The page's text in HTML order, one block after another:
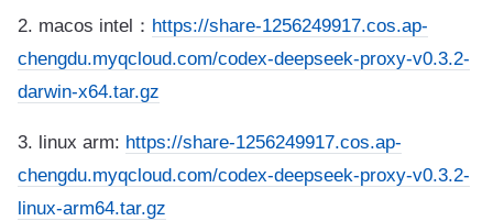
2. macos intel： https://share-1256249917.cos.ap-
chengdu.myqcloud.com/codex-deepseek-proxy-v0.3.2-
darwin-x64.tar.gz
3. linux arm: https://share-1256249917.cos.ap-
chengdu.myqcloud.com/codex-deepseek-proxy-v0.3.2-
linux-arm64.tar.gz